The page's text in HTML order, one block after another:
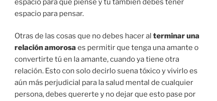
espacio para que piense y tú también debes tener
espacio para pensar.
Otras de las cosas que no debes hacer al terminar una
relación amorosa es permitir que tenga una amante o
convertirte tú en la amante, cuando ya tiene otra
relación. Esto con solo decirlo suena tóxico y vivirlo es
aún más perjudicial para la salud mental de cualquier
persona, debes quererte y no dejar que esto pase por